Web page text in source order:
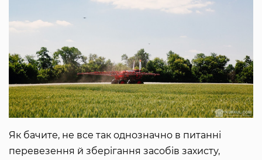
Як бачите, не все так однозначно в питанні
перевезення й зберігання засобів захисту,